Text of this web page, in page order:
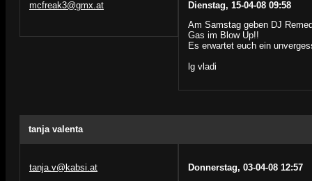
mcfreak3@gmx.at
Dienstag, 15-04-08 09:58
Am Samstag geben DJ
Gas im Blow Up!!
Es erwartet euch ein
lg vladi
tanja valenta
tanja.v@kabsi.at
Donnerstag, 03-04-08 12:57